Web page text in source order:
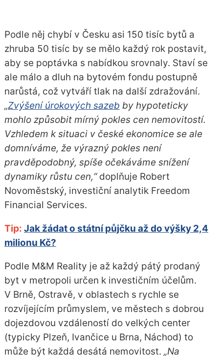
Podle něj chybí v Česku asi 150 tisíc bytů a
zhruba 50 tisíc by se mělo každý rok postavit,
aby se poptávka s nabídkou srovnaly. Staví se
ale málo a dluh na bytovém fondu postupně
narůstá, což vytváří tlak na další zdražování.
„Zvýšení úrokových sazeb by hypoteticky
mohlo způsobit mírný pokles cen nemovitostí.
Vzhledem k situaci v české ekonomice se ale
domníváme, že výrazný pokles není
pravděpodobný, spíše očekáváme snížení
dynamiky růstu cen,“ doplňuje Robert
Novoměstský, investiční analytik Freedom
Financial Services.
Tip: Jak žádat o státní půjčku až do výšky 2,4
milionu Kč?
Podle M&M Reality je až každý pátý prodaný
byt v metropoli určen k investičním účelům.
V Brně, Ostravě, v oblastech s rychle se
rozvíjejícím průmyslem, ve městech s dobrou
dojezdovou vzdáleností do velkých center
(typicky Plzeň, Ivančice u Brna, Náchod) to
může být každá desátá nemovitost. „Na